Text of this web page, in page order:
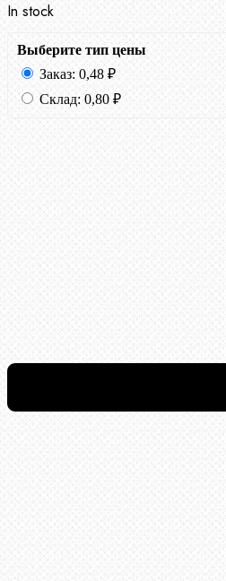
In stock
Выберите тип цены
Заказ: 0,48 ₽
Склад: 0,80 ₽